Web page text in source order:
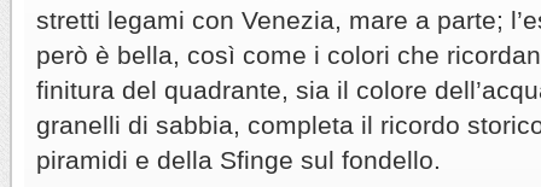
stretti legami con Venezia, mare a parte;
però è bella, così come i colori che
finitura del quadrante, sia il colore
granelli di sabbia, completa il ricordo
piramidi e della Sfinge sul fondello.